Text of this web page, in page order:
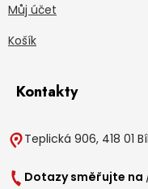
Můj účet
Košík
Kontakty
Teplická 906, 418 01
Dotazy směřujte na